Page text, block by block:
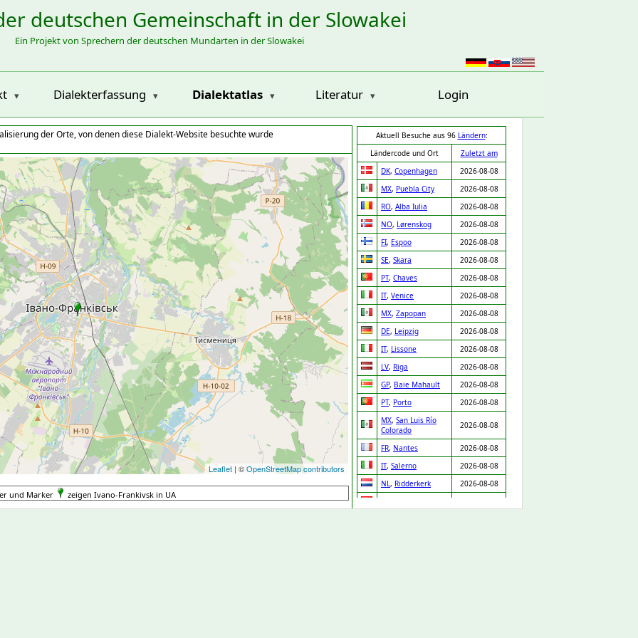
deutschen Gemeinschaft in der Slowakei
Ein Projekt von Sprechern der deutschen Mundarten in der Slowakei
Dialekterfassung Dialektatlas Literatur Login
der Orte, von denen diese Dialekt-Website besuchte wurde
Leaflet | ©OpenStreetMap contributors
Aktuell Besuche aus 96 Ländern:
Ländercode und Ort
Zuletzt am
DK, Copenhagen
2026-08-08
MX, Puebla City
2026-08-08
RO, Alba Iulia
2026-08-08
NO, Lørenskog
2026-08-08
FI, Espoo
2026-08-08
SE, Skara
2026-08-08
PT, Chaves
2026-08-08
IT, Venice
2026-08-08
MX, Zapopan
2026-08-08
DE, Leipzig
2026-08-08
IT, Lissone
2026-08-08
LV, Riga
2026-08-08
GP, Baie Mahault
2026-08-08
PT, Porto
2026-08-08
MX, San Luis Río
Colorado
2026-08-08
FR, Nantes
2026-08-08
IT, Salerno
2026-08-08
NL, Ridderkerk
2026-08-08
und Marker zeigen Ivano-Frankivsk in UA